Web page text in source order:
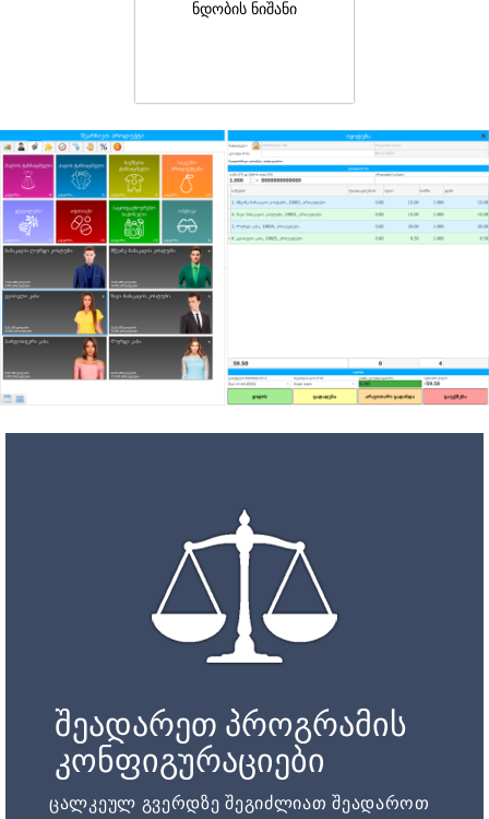
ნდობის ნიშანი
შეადარეთ პროგრამის
კონფიგურაციები
ცალკეულ გვერდზე შეგიძლიათ შეადაროთ